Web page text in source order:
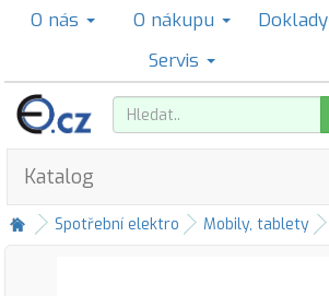
O nás O nákupu Doklady
Servis
Katalog
Spotřební elektro Mobily, tablety